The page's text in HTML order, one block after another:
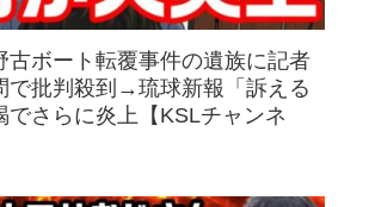
古ボート転覆事件の遺族に記者
で批判殺到→琉球新報「訴える
でさらに炎上【KSLチャンネ